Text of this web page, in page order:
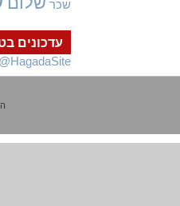
עדכונים
@HagadaSite
שכר